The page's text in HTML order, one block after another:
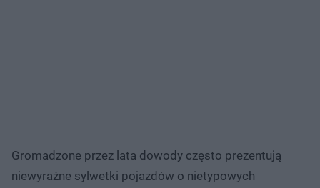
Gromadzone przez lata dowody często prezentują
niewyraźne sylwetki pojazdów o nietypowych